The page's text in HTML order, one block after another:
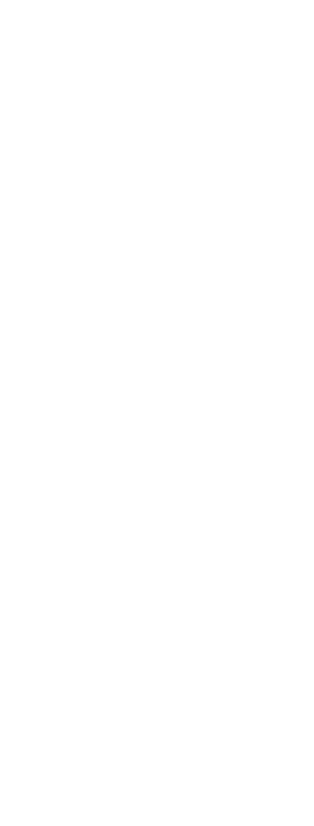
ruh için gerçek
ana unsurudur.
Kadın cinselliğinin
sevgiye, ilgiye,
eşi tarafından bu
Ama maalesef
gören oğullar kendi
ifade edebiliyorlar.
duygusal
Kadının orgazm
Yıllardır kadın
tanımaz, kendi
hekimlerin bile
zordur.
Evli her erkek
sevgiyi, ilgiyi, cinsel
birliktelikten